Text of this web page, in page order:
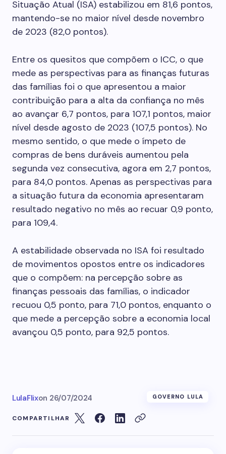
Situação Atual (ISA) estabilizou em 81,6 pontos,
mantendo-se no maior nível desde novembro
de 2023 (82,0 pontos).
Entre os quesitos que compõem o ICC, o que
mede as perspectivas para as finanças futuras
das famílias foi o que apresentou a maior
contribuição para a alta da confiança no mês
ao avançar 6,7 pontos, para 107,1 pontos, maior
nível desde agosto de 2023 (107,5 pontos). No
mesmo sentido, o que mede o ímpeto de
compras de bens duráveis aumentou pela
segunda vez consecutiva, agora em 2,7 pontos,
para 84,0 pontos. Apenas as perspectivas para
a situação futura da economia apresentaram
resultado negativo no mês ao recuar 0,9 ponto,
para 109,4.
A estabilidade observada no ISA foi resultado
de movimentos opostos entre os indicadores
que o compõem: na percepção sobre as
finanças pessoais das famílias, o indicador
recuou 0,5 ponto, para 71,0 pontos, enquanto o
que mede a percepção sobre a economia local
avançou 0,5 ponto, para 92,5 pontos.
LulaFlixon 26/07/2024 GOVERNO LULA
COMPARTILHAR